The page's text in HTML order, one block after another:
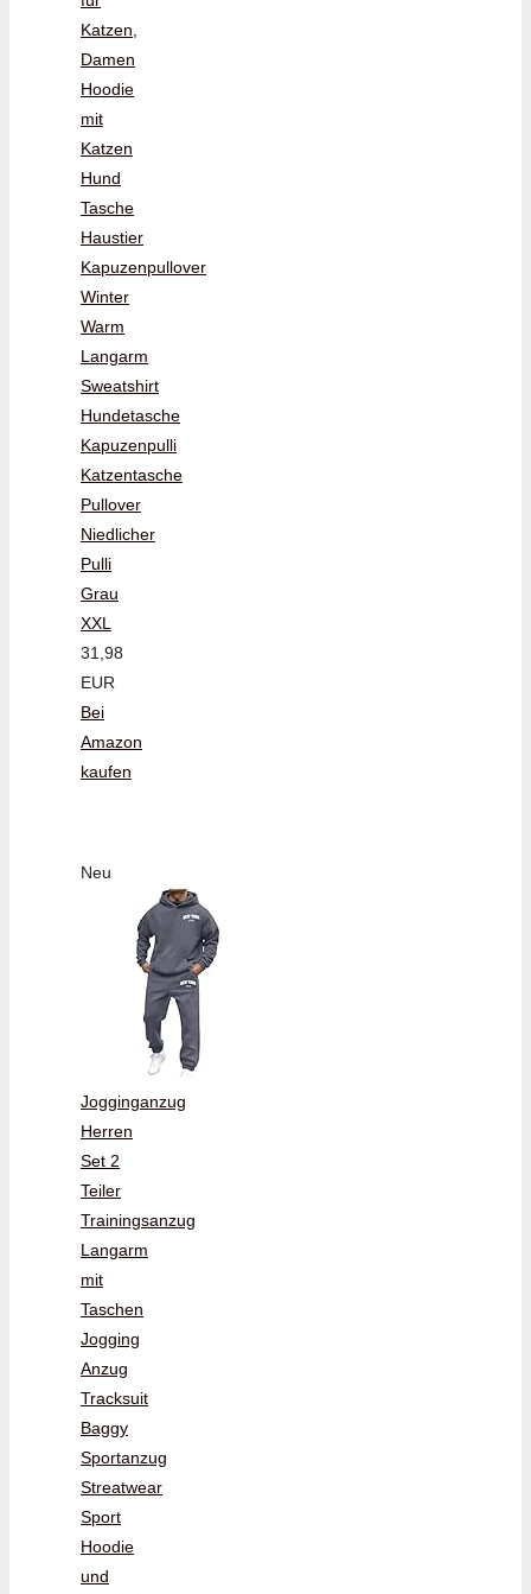
Katzen,
Damen
Hoodie
mit
Katzen
Hund
Tasche
Haustier
Kapuzenpullover
Winter
Warm
Langarm
Sweatshirt
Hundetasche
Kapuzenpulli
Katzentasche
Pullover
Niedlicher
Pulli
Grau
XXL
31,98
EUR
Bei
Amazon
kaufen
Neu
Jogginganzug
Herren
Set 2
Teiler
Trainingsanzug
Langarm
mit
Taschen
Jogging
Anzug
Tracksuit
Baggy
Sportanzug
Streatwear
Sport
Hoodie
und